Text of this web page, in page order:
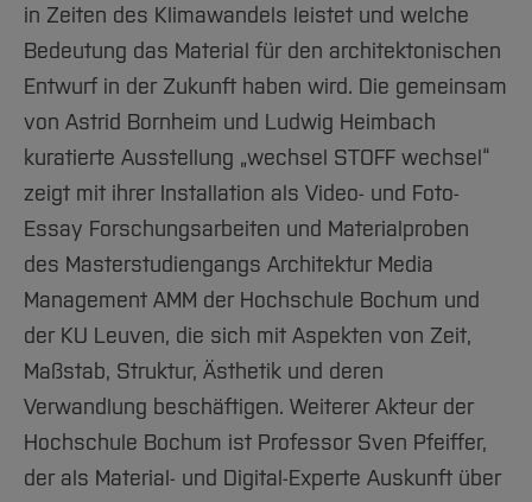
in Zeiten des Klimawandels leistet und welche
Bedeutung das Material für den architektonischen
Entwurf in der Zukunft haben wird. Die gemeinsam
von Astrid Bornheim und Ludwig Heimbach
kuratierte Ausstellung „wechsel STOFF wechsel“
zeigt mit ihrer Installation als Video- und Foto-
Essay Forschungsarbeiten und Materialproben
des Masterstudiengangs Architektur Media
Management AMM der Hochschule Bochum und
der KU Leuven, die sich mit Aspekten von Zeit,
Maßstab, Struktur, Ästhetik und deren
Verwandlung beschäftigen. Weiterer Akteur der
Hochschule Bochum ist Professor Sven Pfeiffer,
der als Material- und Digital-Experte Auskunft über